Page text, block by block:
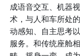
成语音交互、机器
术，与人和车所处
动感知、自主思考
服务。和传统座舱